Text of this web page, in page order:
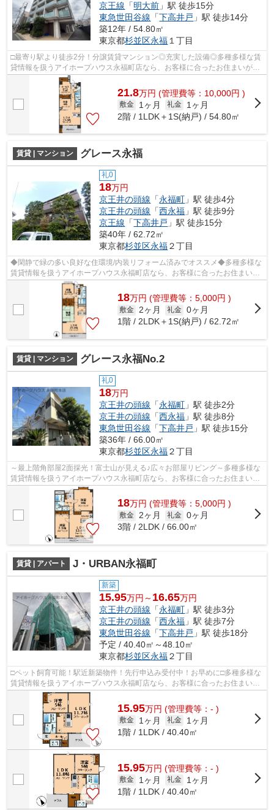
京王線 「明大前 」駅 徒歩15分
東急世田谷線 「下高井戸 」駅 徒歩14分
築12年 / 54.80㎡
東京都杉並区永福 １丁目
□最寄り駅より徒歩2分！分譲賃貸マンション◎充実した設備◎多種多様な賃
貸情報を扱うアイホープハウス永福町店なら、お客様に合ったお住まいがき
っと見つかります。お電話03-3327-7774...
21.8万円 (管理費等：10,000円 )
敷金 1ヶ月 礼金
1ヶ月
2階 / 1LDK＋1S(納戸) / 54.80㎡
賃貸 | マンション グレース永福
礼0
18万円
京王井の頭線 「永福町 」駅 徒歩4分
京王井の頭線 「西永福 」駅 徒歩9分
京王線 「下高井戸 」駅 徒歩15分
築40年 / 62.72㎡
東京都杉並区永福２丁目
◆閑静で緑の多い良好な住環境/内装リフォーム済みでオススメ◆多種多様な
賃貸情報を扱うアイホープハウス永福町店なら、お客様に合ったお住まいが
きっと見つかります。お電話03-3327-77...
18万円 (管理費等：5,000円 )
敷金 2ヶ月 礼金 0ヶ月
1階 / 2LDK＋1S(納戸) / 62.72㎡
賃貸 | マンション グレース永福No.2
礼0
18万円
京王井の頭線 「永福町 」駅 徒歩2分
京王井の頭線 「西永福 」駅 徒歩8分
東急世田谷線 「下高井戸 」駅 徒歩15分
築36年 / 66.00㎡
東京都杉並区永福２丁目
～最上階角部屋2面採光！富士山が見える♪広々お部屋リビング～多種多様な
賃貸情報を扱うアイホープハウス永福町店なら、お客様に合ったお住まいが
きっと見つかります。お電話03-3327-7...
18万円 (管理費等：5,000円 )
敷金 2ヶ月 礼金 0ヶ月
3階 / 2LDK / 66.00㎡
賃貸 | アパート J・URBAN永福町
新築
15.95万円～ 16.65万円
京王井の頭線 「永福町 」駅 徒歩3分
京王井の頭線 「西永福 」駅 徒歩7分
東急世田谷線 「下高井戸 」駅 徒歩18分
予定 / 40.40㎡～48.10㎡
東京都杉並区永福２丁目
□ペット飼育可能！駅近新築物件！先行申込み受付中！お早めに□多種多様な
賃貸情報を扱うアイホープハウス永福町店なら、お客様に合ったお住まいが
きっと見つかります。お電話03-3327-7...
15.95万円 (管理費等：- )
敷金 1ヶ月 礼金
1ヶ月
1階 / 1LDK / 40.40㎡
15.95万円 (管理費等：- )
敷金 1ヶ月 礼金
1ヶ月
1階 / 1LDK / 40.40㎡